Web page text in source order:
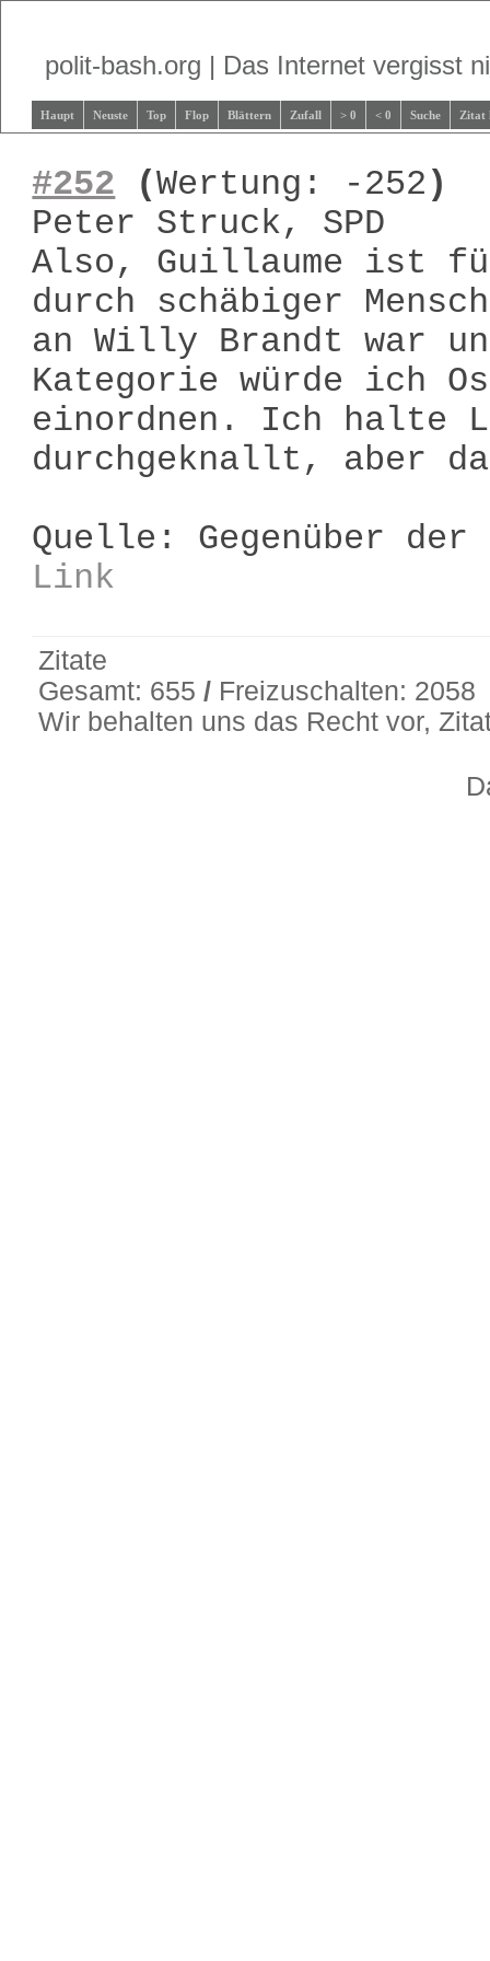
polit-bash.org | Das Internet vergisst
Haupt Neuste Top Flop Blättern Zufall > 0 < 0 Suche Zitat
#252 (Wertung: -252 )
Peter Struck, SPD
Also, Guillaume ist
durch schäbiger
an Willy Brandt war
Kategorie würde ich
einordnen. Ich halte
durchgeknallt, aber
Quelle: Gegenüber
Link
Zitate
Gesamt: 655/ Freizuschalten: 2058
Wir behalten uns das Recht vor,